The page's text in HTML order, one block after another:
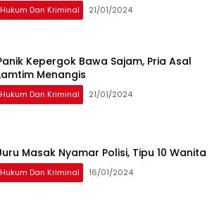
Hukum Dan Kriminal 21/01/2024
Kepergok Bawa Sajam, Pria Asal
Menangis
Hukum Dan Kriminal 21/01/2024
Masak Nyamar Polisi, Tipu 10 Wanita
Hukum Dan Kriminal 16/01/2024